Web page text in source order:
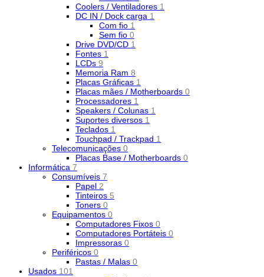
Coolers / Ventiladores 1
DC IN / Dock carga 1
Com fio 1
Sem fio 0
Drive DVD/CD 1
Fontes 1
LCDs 9
Memoria Ram 8
Placas Gráficas 1
Placas mães / Motherboards 0
Processadores 1
Speakers / Colunas 1
Suportes diversos 1
Teclados 1
Touchpad / Trackpad 1
Telecomunicações 0
Placas Base / Motherboards 0
Informática 7
Consumíveis 7
Papel 2
Tinteiros 5
Toners 0
Equipamentos 0
Computadores Fixos 0
Computadores Portáteis 0
Impressoras 0
Periféricos 0
Pastas / Malas 0
Usados 101